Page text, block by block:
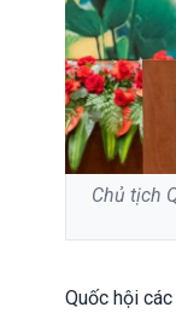
Chủ tịch
Quốc hội